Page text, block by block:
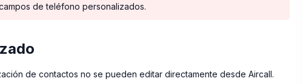
de teléfono personalizados.
de contactos no se pueden editar directamente desde Aircall.